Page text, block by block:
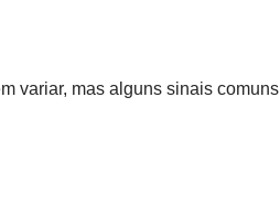
variar, mas alguns sinais comuns